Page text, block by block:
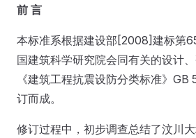
前 言
本标准系根据建设部[2008]建标第
国建筑科学研究院会同有关的设计
《建筑工程抗震设防分类标准》
订而成。
修订过程中，初步调查总结了汶川